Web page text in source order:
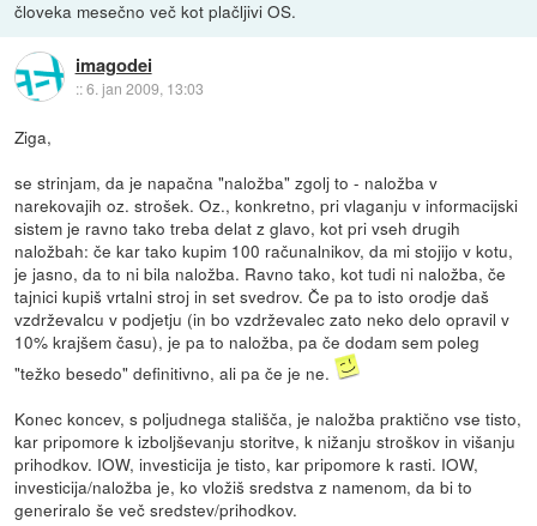
človeka mesečno več kot plačljivi OS.
imagodei
::6. jan 2009, 13:03
Ziga,
se strinjam, da je napačna "naložba" zgolj to - naložba v
narekovajih oz. strošek. Oz., konkretno, pri vlaganju v informacijski
sistem je ravno tako treba delat z glavo, kot pri vseh drugih
naložbah: če kar tako kupim 100 računalnikov, da mi stojijo v kotu,
je jasno, da to ni bila naložba. Ravno tako, kot tudi ni naložba, če
tajnici kupiš vrtalni stroj in set svedrov. Če pa to isto orodje daš
vzdrževalcu v podjetju (in bo vzdrževalec zato neko delo opravil v
10% krajšem času), je pa to naložba, pa če dodam sem poleg
"težko besedo" definitivno, ali pa če je ne.
Konec koncev, s poljudnega stališča, je naložba praktično vse tisto,
kar pripomore k izboljševanju storitve, k nižanju stroškov in višanju
prihodkov. IOW, investicija je tisto, kar pripomore k rasti. IOW,
investicija/naložba je, ko vložiš sredstva z namenom, da bi to
generiralo še več sredstev/prihodkov.